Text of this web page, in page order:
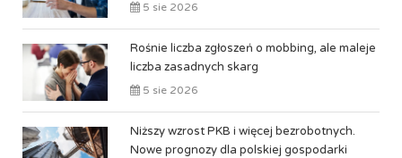
5 sie 2026
Rośnie liczba zgłoszeń o mobbing, ale maleje
liczba zasadnych skarg
5 sie 2026
Niższy wzrost PKB i więcej bezrobotnych.
Nowe prognozy dla polskiej gospodarki